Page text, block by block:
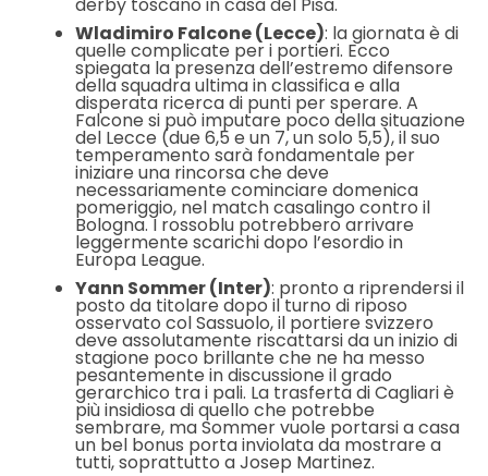
Wladimiro Falcone (Lecce): la giornata è di
quelle complicate per i portieri. Ecco
spiegata la presenza dell’estremo difensore
della squadra ultima in classifica e alla
disperata ricerca di punti per sperare. A
Falcone si può imputare poco della situazione
del Lecce (due 6,5 e un 7, un solo 5,5), il suo
temperamento sarà fondamentale per
iniziare una rincorsa che deve
necessariamente cominciare domenica
pomeriggio, nel match casalingo contro il
Bologna. I rossoblu potrebbero arrivare
leggermente scarichi dopo l’esordio in
Europa League.
Yann Sommer (Inter): pronto a riprendersi il
posto da titolare dopo il turno di riposo
osservato col Sassuolo, il portiere svizzero
deve assolutamente riscattarsi da un inizio di
stagione poco brillante che ne ha messo
pesantemente in discussione il grado
gerarchico tra i pali. La trasferta di Cagliari è
più insidiosa di quello che potrebbe
sembrare, ma Sommer vuole portarsi a casa
un bel bonus porta inviolata da mostrare a
tutti, soprattutto a Josep Martinez.